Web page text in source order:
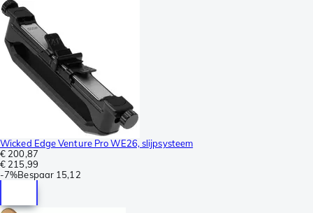
Wicked Edge Venture Pro WE26, slijpsysteem
€ 200,87
€ 215,99
-7%Bespaar 15,12